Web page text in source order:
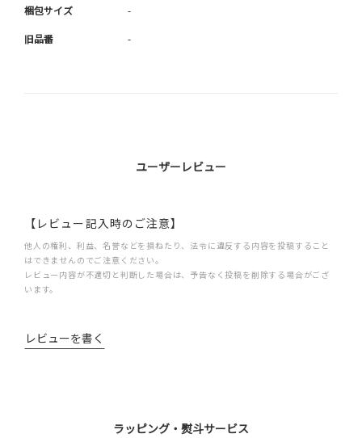
梱包サイズ -
旧品番 -
ユーザーレビュー
【レビュー記入時のご注意】
他人の権利、利益、名誉などを損ねたり、法令に違反する内容を投稿すること
はできませんのでご注意ください。
レビュー内容が不適切と判断した場合は、予告なく投稿を削除する場合がござ
います。
レビューを書く
ラッピング・熨斗サービス